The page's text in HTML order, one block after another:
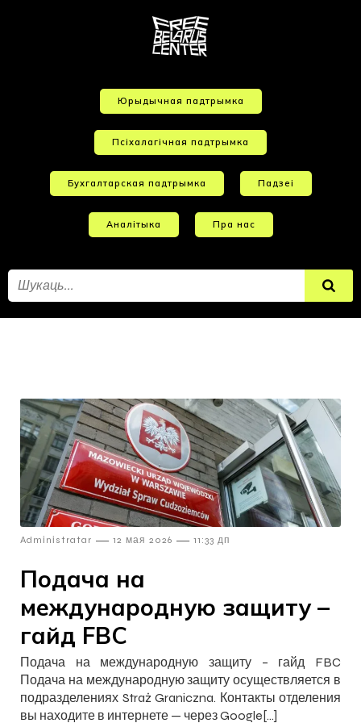
Юрыдычная падтрымка
Псіхалагічная падтрымка
Бухгалтарская падтрымка Падзеі
Аналітыка Пра нас
Admіnіstratar — 12 мая 2026 — 11:33 дп
Подача на
международную защиту –
гайд FBC
Подача на международную защиту – гайд FBC
Подача на международную защиту осуществляется в
подразделениях Straż Graniczna. Контакты отделения
вы находите в интернете — через Google[…]